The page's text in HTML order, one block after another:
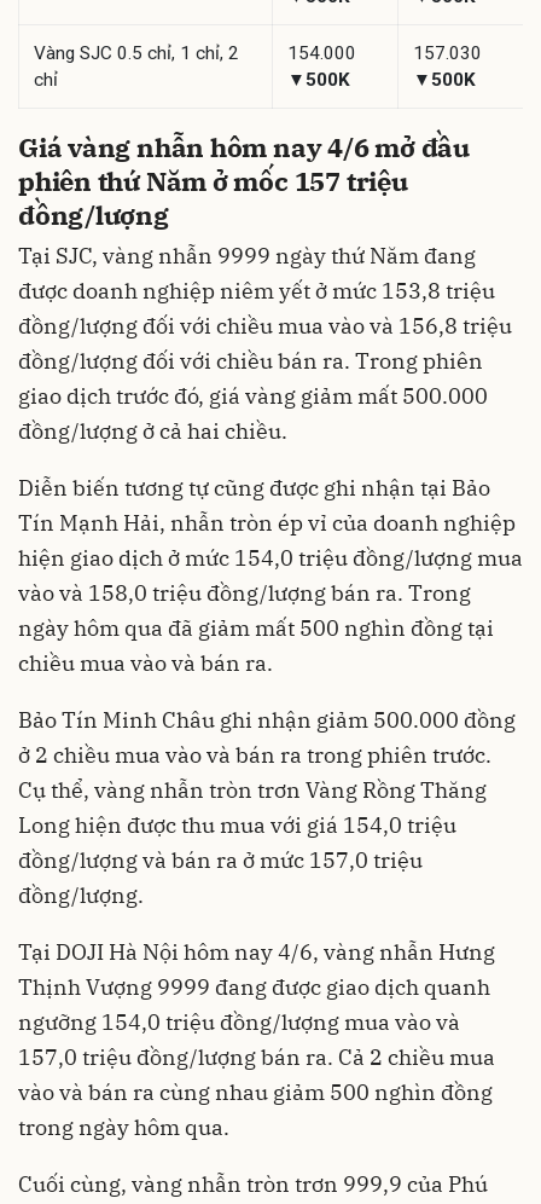
Vàng SJC 0.5 chỉ, 1 chỉ, 2
chỉ
154.000
▼500K
157.030
▼500K
Giá vàng nhẫn hôm nay 4/6 mở đầu
phiên thứ Năm ở mốc 157 triệu
đồng/lượng
Tại SJC, vàng nhẫn 9999 ngày thứ Năm đang
được doanh nghiệp niêm yết ở mức 153,8 triệu
đồng/lượng đối với chiều mua vào và 156,8 triệu
đồng/lượng đối với chiều bán ra. Trong phiên
giao dịch trước đó, giá vàng giảm mất 500.000
đồng/lượng ở cả hai chiều.
Diễn biến tương tự cũng được ghi nhận tại Bảo
Tín Mạnh Hải, nhẫn tròn ép vỉ của doanh nghiệp
hiện giao dịch ở mức 154,0 triệu đồng/lượng mua
vào và 158,0 triệu đồng/lượng bán ra. Trong
ngày hôm qua đã giảm mất 500 nghìn đồng tại
chiều mua vào và bán ra.
Bảo Tín Minh Châu ghi nhận giảm 500.000 đồng
ở 2 chiều mua vào và bán ra trong phiên trước.
Cụ thể, vàng nhẫn tròn trơn Vàng Rồng Thăng
Long hiện được thu mua với giá 154,0 triệu
đồng/lượng và bán ra ở mức 157,0 triệu
đồng/lượng.
Tại DOJI Hà Nội hôm nay 4/6, vàng nhẫn Hưng
Thịnh Vượng 9999 đang được giao dịch quanh
ngưỡng 154,0 triệu đồng/lượng mua vào và
157,0 triệu đồng/lượng bán ra. Cả 2 chiều mua
vào và bán ra cùng nhau giảm 500 nghìn đồng
trong ngày hôm qua.
Cuối cùng, vàng nhẫn tròn trơn 999,9 của Phú